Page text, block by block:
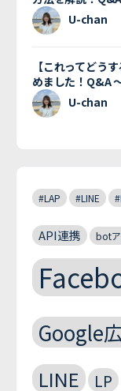
U-chan
【これってどう
めました！Q&A
U-chan
#LAP #LINE
API連携 bot
Google
LINE LP